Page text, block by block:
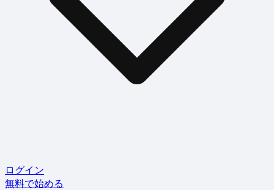
ログイン
無料で始める